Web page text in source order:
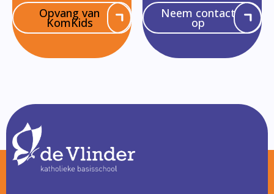
Opvang van
KomKids
Neem contact
op